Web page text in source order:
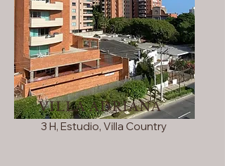
VILLA ADRIANA
3 H, Estudio, Villa Country